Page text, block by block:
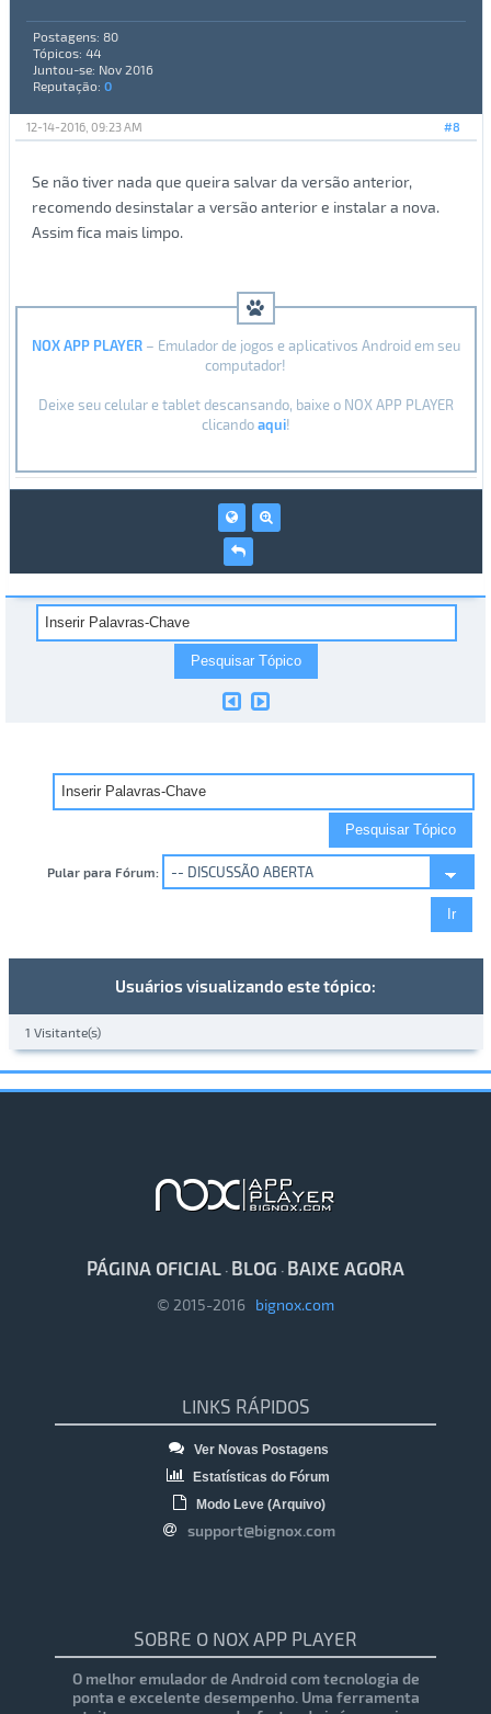
Postagens: 80
Tópicos: 44
Juntou-se: Nov 2016
Reputação: 0
#8
12-14-2016, 09:23 AM
Se não tiver nada que queira salvar da versão anterior,
recomendo desinstalar a versão anterior e instalar a nova.
Assim fica mais limpo.
NOX APP PLAYER– Emulador de jogos e aplicativos Android em seu
computador!
Deixe seu celular e tablet descansando, baixe o NOX APP PLAYER
clicandoaqui!
Pular para Fórum:
Usuários visualizando este tópico:
1 Visitante(s)
PÁGINA OFICIAL · BLOG · BAIXE AGORA
© 2015-2016 bignox.com
LINKS RÁPIDOS
Ver Novas Postagens
Estatísticas do Fórum
Modo Leve (Arquivo)
support@bignox.com
SOBRE O NOX APP PLAYER
O melhor emulador de Android com tecnologia de
ponta e excelente desempenho. Uma ferramenta